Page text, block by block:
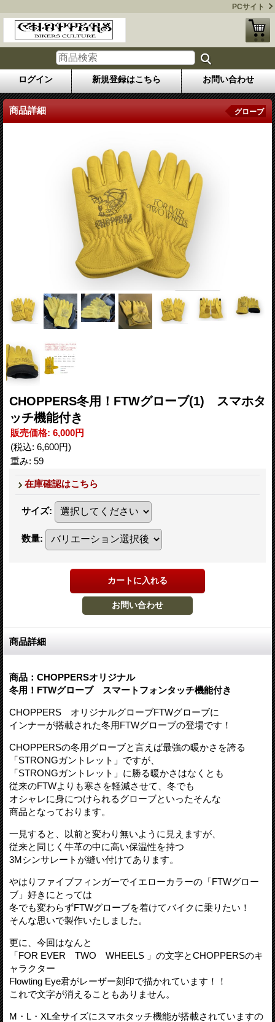
PCサイト
ログイン 新規登録はこちら お問い合わせ
商品詳細 グローブ
CHOPPERS冬用！FTWグローブ(1) スマホタ
ッチ機能付き
販売価格: 6,000円
(税込: 6,600円)
重み: 59
在庫確認はこちら
サイズ:
数量:
商品詳細
商品：CHOPPERSオリジナル
冬用！ FTWグローブ スマートフォンタッチ機能付き
CHOPPERS オリジナルグローブFTWグローブに
インナーが搭載された冬用FTWグローブの登場です！
CHOPPERSの冬用グローブと言えば最強の暖かさを誇る
「STRONGガントレット」ですが、
「STRONGガントレット」に勝る暖かさはなくとも
従来のFTWよりも寒さを軽減させて、冬でも
オシャレに身につけられるグローブといったそんな
商品となっております。
一見すると、以前と変わり無いように見えますが、
従来と同じく牛革の中に高い保温性を持つ
3Mシンサレートが縫い付けてあります。
やはりファイブフィンガーでイエローカラーの「FTWグロー
ブ」好きにとっては
冬でも変わらずFTWグローブを着けてバイクに乗りたい！
そんな思いで製作いたしました。
更に、今回はなんと
「FOR EVER TWO WHEELS 」の文字とCHOPPERSのキ
ャラクター
Flowting Eye君がレーザー刻印で描かれています！！
これで文字が消えることもありません。
M・L・XL全サイズにスマホタッチ機能が搭載されていますの